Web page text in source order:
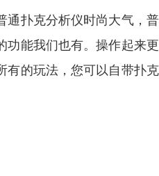
通扑克分析仪时尚大气，
功能我们也有。操作起来
有的玩法，您可以自带扑